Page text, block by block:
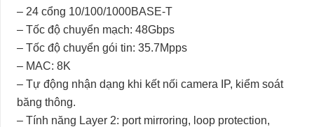
– 24 cổng 10/100/1000BASE-T
– Tốc độ chuyển mạch: 48Gbps
– Tốc độ chuyển gói tin: 35.7Mpps
– MAC: 8K
– Tự động nhận dạng khi kết nối camera IP, kiểm soát
băng thông.
– Tính năng Layer 2: port mirroring, loop protection,